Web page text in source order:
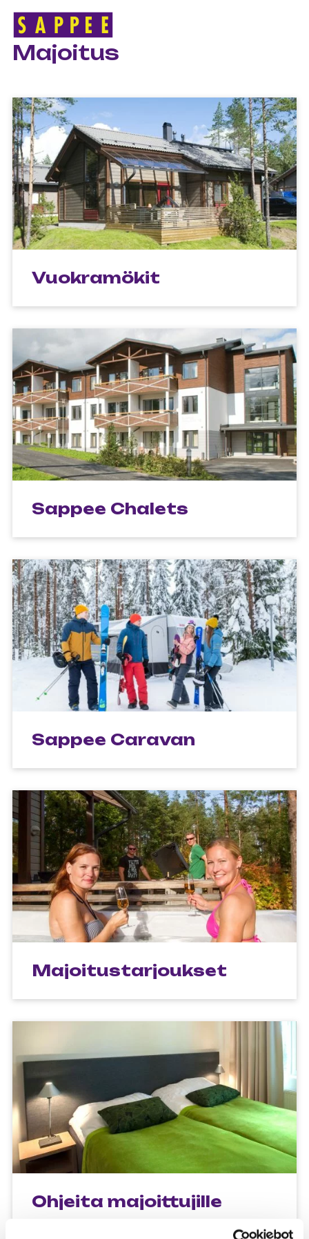
Päävalikko
ETUSIVU > MAJOITUS
Majoitus
Vuokramökit
Sappee Chalets
Sappee Caravan
Majoitustarjoukset
Ohjeita majoittujille